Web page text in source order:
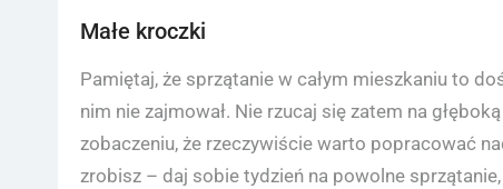
Małe kroczki
Pamiętaj, że sprzątanie w całym mieszkaniu to
nim nie zajmował. Nie rzucaj się zatem na
zobaczeniu, że rzeczywiście warto popracować
zrobisz – daj sobie tydzień na powolne